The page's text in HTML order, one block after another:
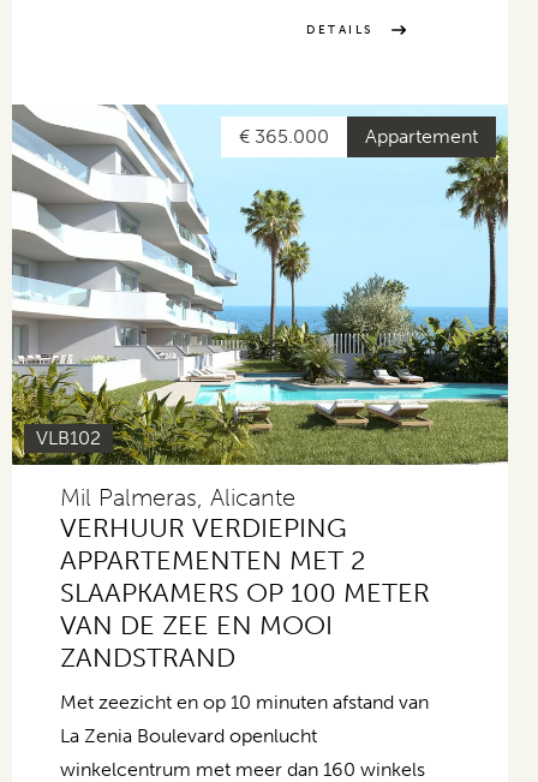
DETAILS
Appartement
€ 365.000
VLB102
Mil Palmeras, Alicante
VERHUUR VERDIEPING
APPARTEMENTEN MET 2
SLAAPKAMERS OP 100 METER
VAN DE ZEE EN MOOI
ZANDSTRAND
Met zeezicht en op 10 minuten afstand van
La Zenia Boulevard openlucht
winkelcentrum met meer dan 160 winkels